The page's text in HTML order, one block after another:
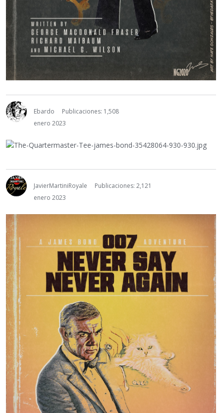
Ebardo
Publicaciones: 1,508
enero 2023
JavierMartiniRoyale
Publicaciones: 2,121
enero 2023